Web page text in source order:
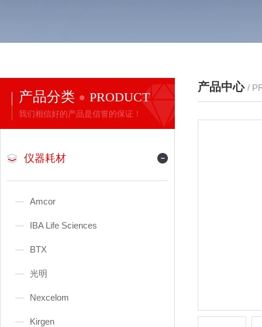
产品分类 PRODUCT
我们相信好的产品是信誉的保证！
仪器耗材
Amcor
IBA Life Sciences
BTX
光明
Nexcelom
Kirgen
产品中心 /